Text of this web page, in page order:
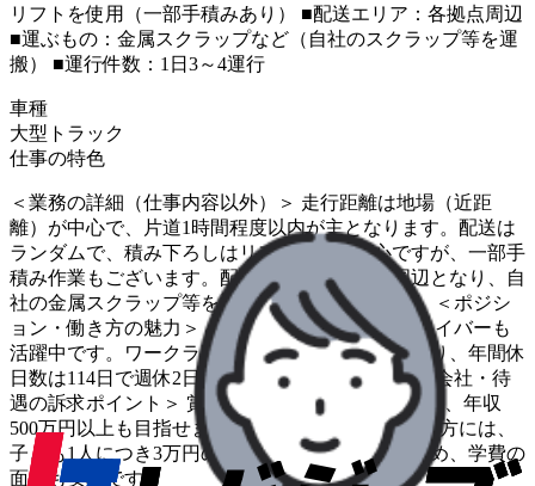
リフトを使用（一部手積みあり） ■配送エリア：各拠点周辺
■運ぶもの：金属スクラップなど（自社のスクラップ等を運
搬） ■運行件数：1日3～4運行
車種
大型トラック
仕事の特色
＜業務の詳細（仕事内容以外）＞ 走行距離は地場（近距
離）が中心で、片道1時間程度以内が主となります。配送は
ランダムで、積み下ろしはリフト作業が中心ですが、一部手
積み作業もございます。配送エリアは各拠点周辺となり、自
社の金属スクラップ等を運搬していただきます。 ＜ポジシ
ョン・働き方の魅力＞ 40代・50代のベテランドライバーも
活躍中です。ワークライフバランスを重視しており、年間休
日数は114日で週休2日制（土・日休み）です。 ＜会社・待
遇の訴求ポイント＞ 賞与は年2回、昇給制度があり、年収
500万円以上も目指せます。特にご家族をお持ちの方には、
子ども1人につき3万円の家族手当が支給されるため、学費の
面でも安心です。